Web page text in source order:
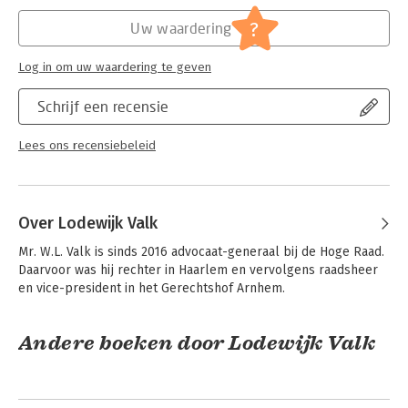
Pachtrecht
Serie:
Schrijf een recensie
Lees ons recensiebeleid
Uw waardering ?
Log in om uw waardering te geven
Over Lodewijk Valk
Mr. W.L. Valk is sinds 2016 advocaat-generaal bij de Hoge Raad.
Daarvoor was hij rechter in Haarlem en vervolgens raadsheer
en vice-president in het Gerechtshof Arnhem.
Andere boeken door Lodewijk Valk